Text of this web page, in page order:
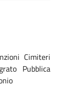
Cimiteri
Pubblica